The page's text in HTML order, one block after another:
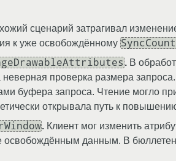
сценарий затрагивал
к уже освобождённому
. В
проверка размера
буфера запроса. Чтение могло
открывала путь к
. Клиент мог изменить
освобождённым данным. В